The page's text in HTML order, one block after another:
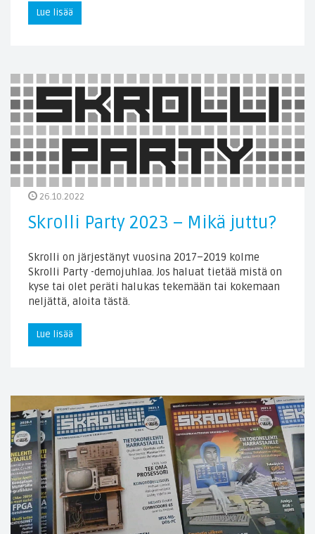
Lue lisää
26.10.2022
Skrolli Party 2023 – Mikä juttu?
Skrolli on järjestänyt vuosina 2017–2019 kolme
Skrolli Party -demojuhlaa. Jos haluat tietää mistä on
kyse tai olet peräti halukas tekemään tai kokemaan
neljättä, aloita tästä.
Lue lisää